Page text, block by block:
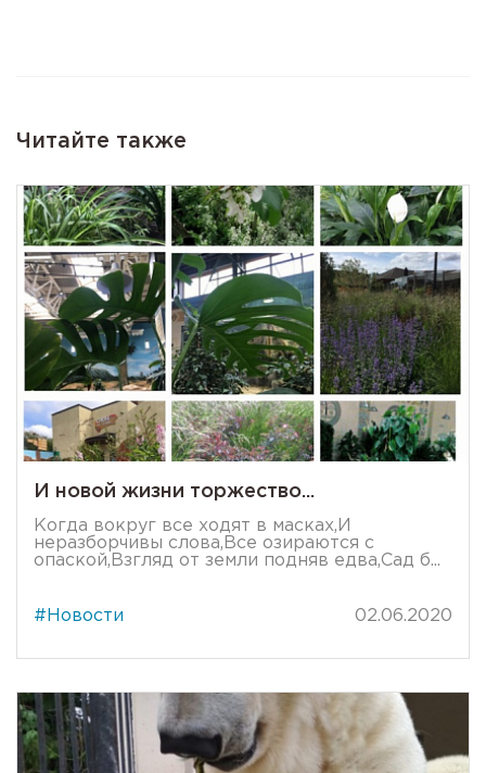
Читайте также
И новой жизни торжество...
Когда вокруг все ходят в масках,И
неразборчивы слова,Все озираются с
опаской,Взгляд от земли подняв едва,Сад б...
#Новости 02.06.2020